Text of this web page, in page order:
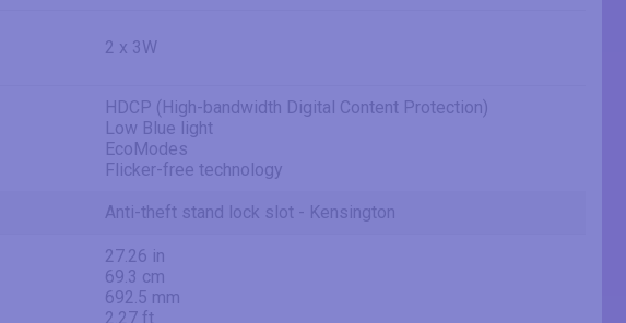
2 x 3W
HDCP (High-bandwidth Digital Content Protection)
Low Blue light
EcoModes
Flicker-free technology
Anti-theft stand lock slot - Kensington
27.26 in
69.3 cm
692.5 mm
2.27 ft